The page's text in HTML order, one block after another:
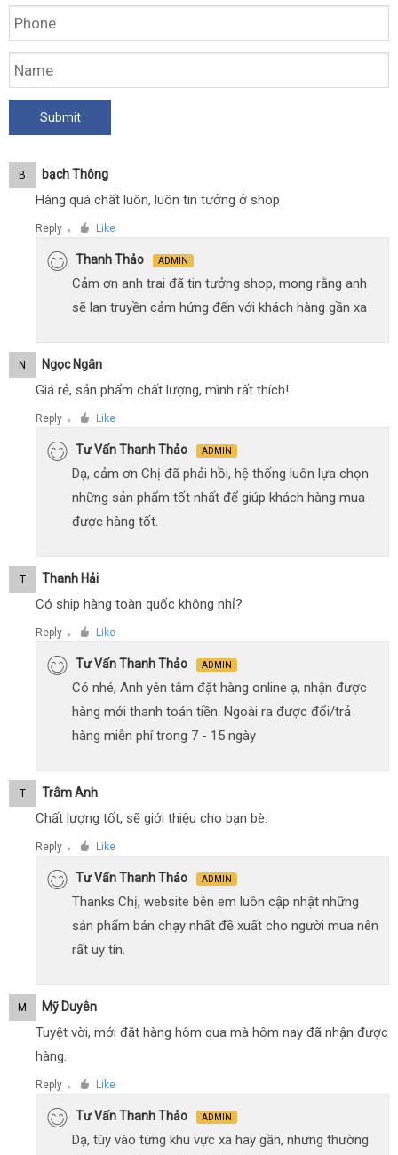
B Bạch Thông
Hàng quá chất luôn, luôn tin tưởng ở shop
Reply ● Like
Thanh Thảo ADMIN
Cảm ơn anh trai đã tin tưởng shop, mong rằng anh
sẽ lan truyền cảm hứng đến với khách hàng gần xa
N Ngọc Ngân
Giá rẻ, sản phẩm chất lượng, mình rất thích!
Reply ● Like
Tư Vấn Thanh Thảo ADMIN
Dạ, cảm ơn Chị đã phải hồi, hệ thống luôn lựa chọn
những sản phẩm tốt nhất để giúp khách hàng mua
được hàng tốt.
T Thanh Hải
Có ship hàng toàn quốc không nhỉ?
Reply ● Like
Tư Vấn Thanh Thảo ADMIN
Có nhé, Anh yên tâm đặt hàng online ạ, nhận được
hàng mới thanh toán tiền. Ngoài ra được đổi/trả
hàng miễn phí trong 7 - 15 ngày
T Trâm Anh
Chất lượng tốt, sẽ giới thiệu cho bạn bè.
Reply ● Like
Tư Vấn Thanh Thảo ADMIN
Thanks Chị, website bên em luôn cập nhật những
sản phẩm bán chạy nhất đề xuất cho người mua nên
rất uy tín.
M Mỹ Duyên
Tuyệt vời, mới đặt hàng hôm qua mà hôm nay đã nhận được
hàng.
Reply ● Like
Tư Vấn Thanh Thảo ADMIN
Dạ, tùy vào từng khu vực xa hay gần, nhưng thường